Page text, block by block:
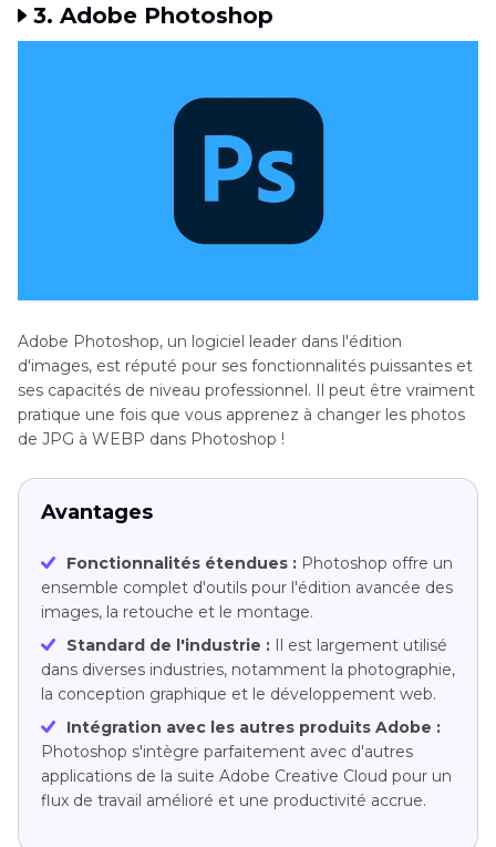
3. Adobe Photoshop
Adobe Photoshop, un logiciel leader dans l'édition
d'images, est réputé pour ses fonctionnalités puissantes et
ses capacités de niveau professionnel. Il peut être vraiment
pratique une fois que vous apprenez à changer les photos
de JPG à WEBP dans Photoshop !
Avantages
Fonctionnalités étendues : Photoshop offre un
ensemble complet d'outils pour l'édition avancée des
images, la retouche et le montage.
Standard de l'industrie : Il est largement utilisé
dans diverses industries, notamment la photographie,
la conception graphique et le développement web.
Intégration avec les autres produits Adobe :
Photoshop s'intègre parfaitement avec d'autres
applications de la suite Adobe Creative Cloud pour un
flux de travail amélioré et une productivité accrue.